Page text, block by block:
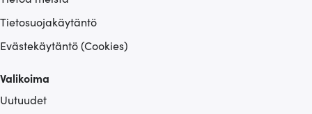
Tietosuojakäytäntö
Evästekäytäntö (Cookies)
Valikoima
Uutuudet